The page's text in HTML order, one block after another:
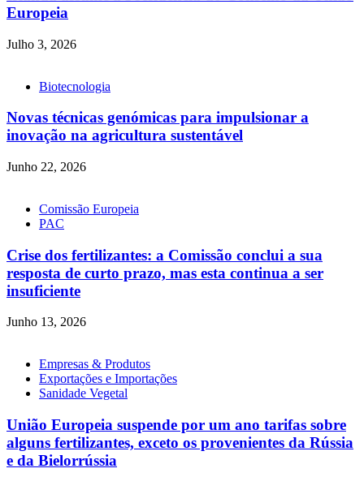
Europeia
Julho 3, 2026
Biotecnologia
Novas técnicas genómicas para impulsionar a
inovação na agricultura sustentável
Junho 22, 2026
Comissão Europeia
PAC
Crise dos fertilizantes: a Comissão conclui a sua
resposta de curto prazo, mas esta continua a ser
insuficiente
Junho 13, 2026
Empresas & Produtos
Exportações e Importações
Sanidade Vegetal
União Europeia suspende por um ano tarifas sobre
alguns fertilizantes, exceto os provenientes da Rússia
e da Bielorrússia